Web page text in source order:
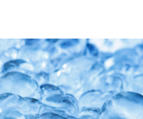
BIKEN TRENDSPORTARTEN
STEAKHAUS SCHUSTERHÄUSL
PISTE BIKE TESTCENTER